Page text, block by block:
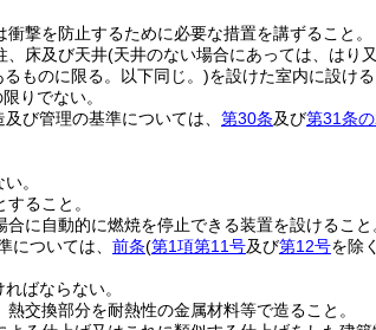
撃を防止するために必要な措置を講ずること。
、床及び天井(天井のない場合にあっては、はり
ものに限る。以下同じ。)を設けた室内に設ける
りでない。
び管理の基準については、 第30条及び第31条
。
ること。
に自動的に燃焼を停止できる装置を設けること
については、 前条(第1項第11号及び第12号を除
ばならない。
交換部分を耐熱性の金属材料等で造ること。